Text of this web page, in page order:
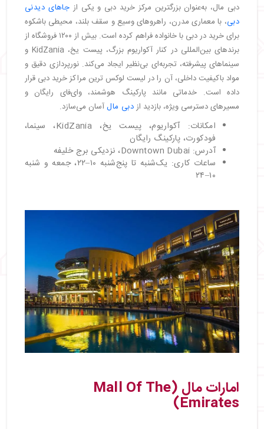
دبی مال، به‌عنوان بزرگترین مرکز خرید دبی و یکی از جاهای دیدنی
دبی، با معماری مدرن، راهروهای وسیع و سقف بلند، محیطی باشکوه
برای خرید در دبی با خانواده فراهم کرده است. بیش از ۱۲۰۰ فروشگاه از
برندهای بین‌المللی در کنار آکواریوم بزرگ، پیست یخ، KidZania و
سینماهای پیشرفته، تجربه‌ای بی‌نظیر ایجاد می‌کند. نورپردازی دقیق و
مواد باکیفیت داخلی، آن را در لیست لوکس ترین مراکز خرید دبی قرار
داده است. خدماتی مانند پارکینگ هوشمند، وای‌فای رایگان و
مسیرهای دسترسی ویژه، بازدید ازدبی مالآسان می‌سازد.
امکانات: آکواریوم، پیست یخ، KidZania، سینما،
فودکورت، پارکینگ رایگان
آدرس: Downtown Dubai، نزدیکی برج خلیفه
ساعات کاری: یک‌شنبه تا پنج‌شنبه ۱۰–۲۲، جمعه و شنبه
۱۰–۲۴
امارات مال (Mall Of The
Emirates)